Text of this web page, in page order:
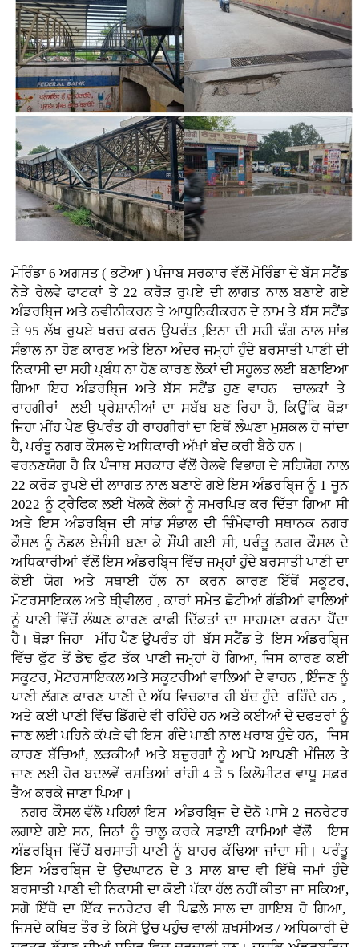
ਮੋਰਿੰਡਾ 6 ਅਗਸਤ ( ਭਟੋਆ )ਪੰਜਾਬ ਸਰਕਾਰ ਵੱਲੋਂ ਮੋਰਿੰਡਾ ਦੇ ਬੱਸ ਸਟੈਂਡ
ਨੇੜੇ ਰੇਲਵੇ ਫਾਟਕਾਂ ਤੇ 22 ਕਰੋੜ ਰੁਪਏ ਦੀ ਲਾਗਤ ਨਾਲ ਬਣਾਏ ਗਏ
ਅੰਡਰਬਿ੍ਜ ਅਤੇ ਨਵੀਨੀਕਰਨ ਤੇ ਆਧੁਨਿਕੀਕਰਨ ਦੇ ਨਾਮ ਤੇ ਬੱਸ ਸਟੈਂਡ
ਤੇ 95 ਲੱਖ ਰੁਪਏ ਖਰਚ ਕਰਨ ਉਪਰੰਤ ,ਇਨਾ ਦੀ ਸਹੀ ਢੰਗ ਨਾਲ ਸਾਂਭ
ਸੰਭਾਲ ਨਾ ਹੋਣ ਕਾਰਣ ਅਤੇ ਇਨਾ ਅੰਦਰ ਜਮ੍ਹਾਂ ਹੁੰਦੇ ਬਰਸਾਤੀ ਪਾਣੀ ਦੀ
ਨਿਕਾਸੀ ਦਾ ਸਹੀ ਪ੍ਬੰਧ ਨਾ ਹੋਣ ਕਾਰਣ ਲੋਕਾਂ ਦੀ ਸਹੂਲਤ ਲਈ ਬਣਾਇਆ
ਗਿਆ ਇਹ ਅੰਡਰਬਿ੍ਜ ਅਤੇ ਬੱਸ ਸਟੈਂਡ ਹੁਣ ਵਾਹਨ ਚਾਲਕਾਂ ਤੇ
ਰਾਹਗੀਰਾਂ ਲਈ ਪ੍ਰੇਸ਼ਾਨੀਆਂ ਦਾ ਸਬੱਬ ਬਣ ਰਿਹਾ ਹੈ, ਕਿਉਂਕਿ ਥੋੜਾ
ਜਿਹਾ ਮੀਂਹ ਪੈਣ ਉਪਰੰਤ ਹੀ ਰਾਹਗੀਰਾਂ ਦਾ ਇਥੋਂ ਲੰਘਣਾ ਮੁਸ਼ਕਲ ਹੋ ਜਾਂਦਾ
ਹੈ, ਪਰੰਤੂ ਨਗਰ ਕੌਸਲ ਦੇ ਅਧਿਕਾਰੀ ਅੱਖਾਂ ਬੰਦ ਕਰੀ ਬੈਠੇ ਹਨ।
ਵਰਨਣਯੋਗ ਹੈ ਕਿ ਪੰਜਾਬ ਸਰਕਾਰ ਵੱਲੋਂ ਰੇਲਵੇ ਵਿਭਾਗ ਦੇ ਸਹਿਯੋਗ ਨਾਲ
22 ਕਰੋੜ ਰੁਪਏ ਦੀ ਲਾਾਗਤ ਨਾਲ ਬਣਾਏ ਗਏ ਇਸ ਅੰਡਰਬਿ੍ਜ ਨੂੰ 1 ਜੂਨ
2022 ਨੂੰ ਟ੍ਰੈਫਿਕ ਲਈ ਖੋਲਕੇ ਲੋਕਾਂ ਨੂੰ ਸਮਰਪਿਤ ਕਰ ਦਿੱਤਾ ਗਿਆ ਸੀ
ਅਤੇ ਇਸ ਅੰਡਰਬਿ੍ਜ ਦੀ ਸਾਂਭ ਸੰਭਾਲ ਦੀ ਜ਼ਿੰਮੇਵਾਰੀ ਸਥਾਨਕ ਨਗਰ
ਕੌਸਲ ਨੂੰ ਨੋਡਲ ਏਜੰਸੀ ਬਣਾ ਕੇ ਸੌਂਪੀ ਗਈ ਸੀ, ਪਰੰਤੂ ਨਗਰ ਕੌਸਲ ਦੇ
ਅਧਿਕਾਰੀਆਂ ਵੱਲੋਂ ਇਸ ਅੰਡਰਬਿ੍ਜ ਵਿੱਚ ਜਮ੍ਹਾਂ ਹੁੰਦੇ ਬਰਸਾਤੀ ਪਾਣੀ ਦਾ
ਕੋਈ ਯੋਗ ਅਤੇ ਸਥਾਈ ਹੱਲ ਨਾ ਕਰਨ ਕਾਰਣ ਇੱਥੋਂ ਸਕੂਟਰ,
ਮੋਟਰਸਾਇਕਲ ਅਤੇ ਥੀ੍ਵੀਲਰ , ਕਾਰਾਂਸਮੇਤ ਛੋਟੀਆਂ ਗੱਡੀਆਂ ਵਾਲਿਆਂ
ਨੂੰ ਪਾਣੀ ਵਿੱਚੋਂ ਲੰਘਣ ਕਾਰਣ ਕਾਫ਼ੀ ਦਿੱਕਤਾਂ ਦਾ ਸਾਹਮਣਾ ਕਰਨਾ ਪੈਂਦਾ
ਹੈ। ਥੋੜਾ ਜਿਹਾ ਮੀਂਹ ਪੈਣ ਉਪਰੰਤ ਹੀ ਬੱਸ ਸਟੈਂਡ ਤੇ ਇਸ ਅੰਡਰਬਿ੍ਜ
ਵਿੱਚ ਫੁੱਟ ਤੋਂ ਡੇਢ ਫੁੱਟ ਤੱਕ ਪਾਣੀ ਜਮ੍ਹਾਂ ਹੋ ਗਿਆ, ਜਿਸ ਕਾਰਣ ਕਈ
ਸਕੂਟਰ, ਮੋਟਰਸਾਇਕਲ ਅਤੇ ਸਕੂਟਰੀਆਂ ਵਾਲਿਆਂ ਦੇ ਵਾਹਨ , ਇੰਜਣ ਨੂੰ
ਪਾਣੀ ਲੱਗਣ ਕਾਰਣ ਪਾਣੀ ਦੇ ਅੱਧ ਵਿਚਕਾਰ ਹੀ ਬੰਦ ਹੁੰਦੇ ਰਹਿੰਦੇ ਹਨ ,
ਅਤੇ ਕਈ ਪਾਣੀ ਵਿੱਚ ਡਿੱਗਦੇ ਵੀ ਰਹਿੰਦੇ ਹਨ ਅਤੇ ਕਈਆਂ ਦੇ ਦਫਤਰਾਂ ਨੂੰ
ਜਾਣ ਲਈ ਪਹਿਨੇ ਕੱਪੜੇ ਵੀ ਇਸ ਗੰਦੇ ਪਾਣੀ ਨਾਲ ਖਰਾਬ ਹੁੰਦੇ ਹਨ, ਜਿਸ
ਕਾਰਣ ਬੱਚਿਆਂ, ਲੜਕੀਆਂ ਅਤੇ ਬਜ਼ੁਰਗਾਂ ਨੂੰ ਆਪੋ ਆਪਣੀ ਮੰਜ਼ਿਲ ਤੇ
ਜਾਣ ਲਈ ਹੋਰ ਬਦਲਵੇਂ ਰਸਤਿਆਂ ਰਾਂਹੀ 4 ਤੋ 5 ਕਿਲੋਮੀਟਰ ਵਾਧੂ ਸਫ਼ਰ
ਤੈਅ ਕਰਕੇ ਜਾਣਾ ਪਿਆ।
ਨਗਰ ਕੌਸਲ ਵੱਲੋ ਪਹਿਲਾਂ ਇਸ ਅੰਡਰਬਿ੍ਜ ਦੇ ਦੋਨੋ ਪਾਸੇ 2 ਜਨਰੇਟਰ
ਲਗਾਏ ਗਏ ਸਨ, ਜਿਨਾਂ ਨੂੰ ਚਾਲੂ ਕਰਕੇ ਸਫਾਈ ਕਾਮਿਆਂ ਵੱਲੋਂ ਇਸ
ਅੰਡਰਬਿ੍ਜ ਵਿੱਚੋਂ ਬਰਸਾਤੀ ਪਾਣੀ ਨੂੰ ਬਾਹਰ ਕੱਢਿਆ ਜਾਂਦਾ ਸੀ। ਪਰੰਤੂ
ਇਸ ਅੰਡਰਬਿ੍ਜ ਦੇ ਉਦਘਾਟਨ ਦੇ 3 ਸਾਲ ਬਾਦ ਵੀ ਇੱਥੇ ਜਮਾਂ ਹੁੰਦੇ
ਬਰਸਾਤੀ ਪਾਣੀ ਦੀ ਨਿਕਾਸੀ ਦਾ ਕੋਈ ਪੱਕਾ ਹੱਲ ਨਹੀਂ ਕੀਤਾ ਜਾ ਸਕਿਆ,
ਸਗੋ ਇੱਥੋ ਦਾ ਇੱਕ ਜਨਰੇਟਰ ਵੀ ਪਿਛਲੇ ਸਾਲ ਦਾ ਗਾਇਬ ਹੋ ਗਿਆ,
ਜਿਸਦੇ ਕਥਿਤ ਤੌਰ ਤੇ ਕਿਸੇ ਉਚ ਪਹੁੰਚ ਵਾਲੀ ਸ਼ਖਸੀਅਤ / ਅਧਿਕਾਰੀ ਦੇ